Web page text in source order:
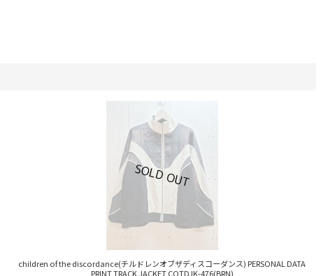
children of the discordance(チルドレンオブザディスコーダンス) PERSONAL DATA
PRINT TRACK JACKET COTDJK-476(BRN)